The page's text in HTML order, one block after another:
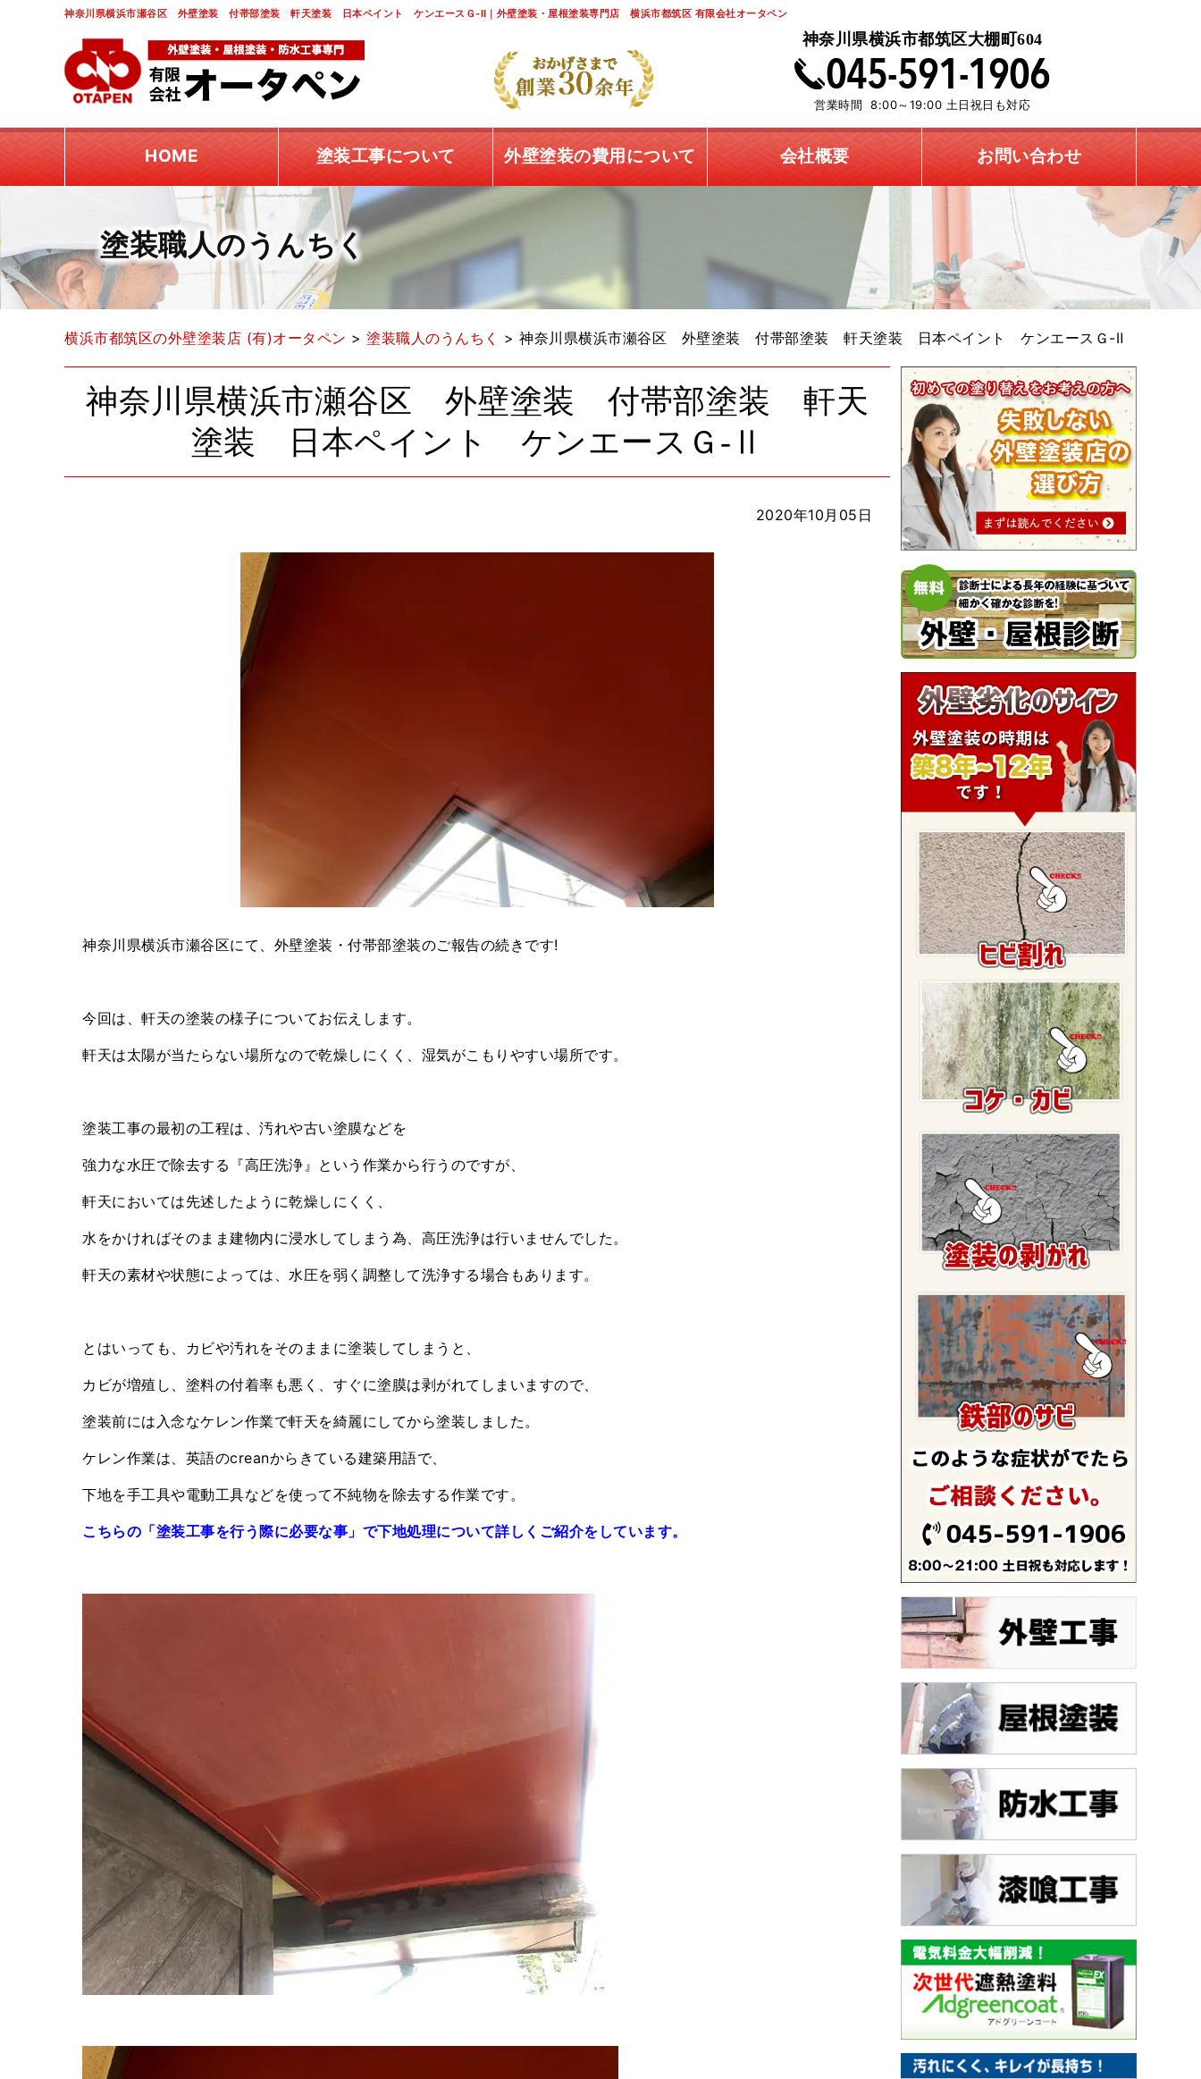
神奈川県横浜市瀬谷区 外壁塗装 付帯部塗装 軒天塗装 日本ペイント ケンエースＧ-Ⅱ｜外壁塗装・屋根塗装専門店 横浜市都筑区 有限会社オータペン
神奈川県横浜市都筑区大棚町604
営業時間 8:00～19:00 土日祝日も対応
HOME 塗装工事について 外壁塗装の費用について 会社概要 お問い合わせ
塗装職人のうんちく
横浜市都筑区の外壁塗装店 (有)オータペン > 塗装職人のうんちく > 神奈川県横浜市瀬谷区 外壁塗装 付帯部塗装 軒天塗装 日本ペイント ケンエースＧ-Ⅱ
神奈川県横浜市瀬谷区 外壁塗装 付帯部塗装 軒天
塗装 日本ペイント ケンエースＧ-Ⅱ
2020年10月05日
神奈川県横浜市瀬谷区にて、外壁塗装・付帯部塗装のご報告の続きです!
今回は、軒天の塗装の様子についてお伝えします。
軒天は太陽が当たらない場所なので乾燥しにくく、湿気がこもりやすい場所です。
塗装工事の最初の工程は、汚れや古い塗膜などを
強力な水圧で除去する『高圧洗浄』という作業から行うのですが、
軒天においては先述したように乾燥しにくく、
水をかければそのまま建物内に浸水してしまう為、高圧洗浄は行いませんでした。
軒天の素材や状態によっては、水圧を弱く調整して洗浄する場合もあります。
とはいっても、カビや汚れをそのままに塗装してしまうと、
カビが増殖し、塗料の付着率も悪く、すぐに塗膜は剥がれてしまいますので、
塗装前には入念なケレン作業で軒天を綺麗にしてから塗装しました。
ケレン作業は、英語のcreanからきている建築用語で、
下地を手工具や電動工具などを使って不純物を除去する作業です。
こちらの「塗装工事を行う際に必要な事」で下地処理について詳しくご紹介をしています。